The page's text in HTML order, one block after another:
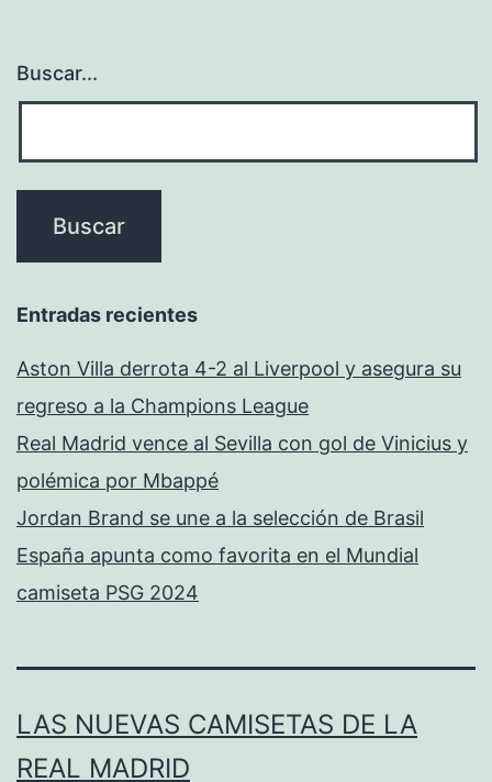
Buscar...
Entradas recientes
Aston Villa derrota 4-2 al Liverpool y asegura su
regreso a la Champions League
Real Madrid vence al Sevilla con gol de Vinicius y
polémica por Mbappé
Jordan Brand se une a la selección de Brasil
España apunta como favorita en el Mundial
camiseta PSG 2024
LAS NUEVAS CAMISETAS DE LA
REAL MADRID